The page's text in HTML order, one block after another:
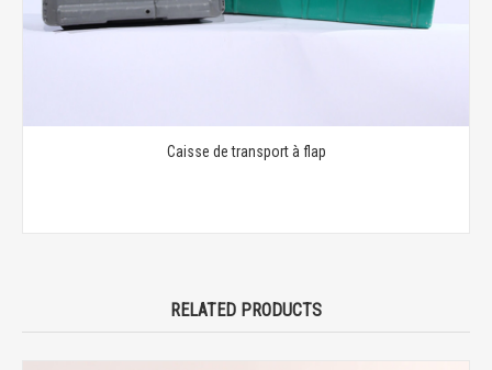
Caisse de transport à flap
RELATED PRODUCTS